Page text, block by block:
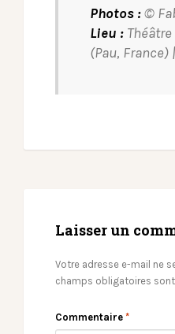
Photos :©
Lieu :
(Pau,
Laisser un
Votre adresse e-mail ne
champs obligatoires
Commentaire *